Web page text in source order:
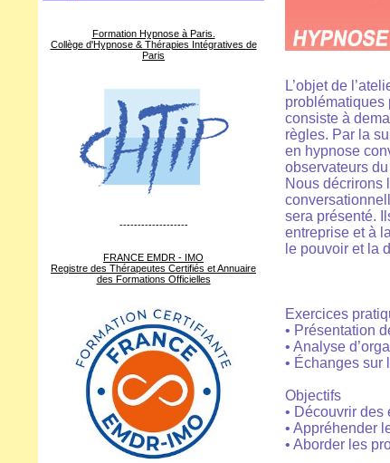
Formation Hypnose à Paris.
Collège d'Hypnose & Thérapies Intégratives de
Paris
-------------------
FRANCE EMDR - IMO
Registre des Thérapeutes Certifiés et Annuaire
des Formations Officielles
L’objet de
problématiques
consiste à
règles. Par la
en hypnose
observateurs
Nous décrirons
sera présenté.
entreprise et à
le pouvoir et la
Exercices
• Présentation
• Analyse
• Échanges sur
Objectifs
• Découvrir des
• Appréhender
• Aborder les